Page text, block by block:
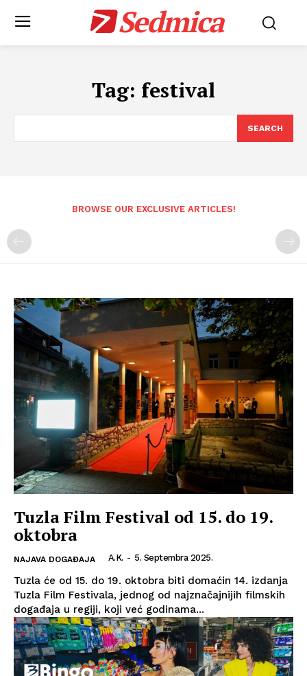
Sedmica
Tag: festival
SEARCH
BROWSE OUR EXCLUSIVE ARTICLES!
Tuzla Film Festival od 15. do 19.
oktobra
NAJAVA DOGAĐAJA A.K. - 5. Septembra 2025.
Tuzla će od 15. do 19. oktobra biti domaćin 14. izdanja
Tuzla Film Festivala, jednog od najznačajnijih filmskih
događaja u regiji, koji već godinama...